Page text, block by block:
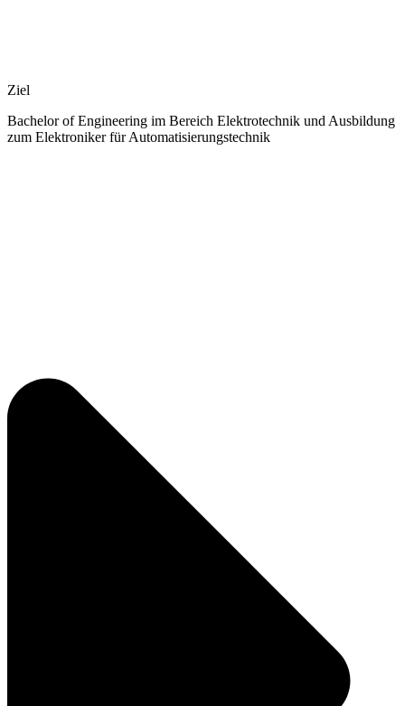
Ziel
Bachelor of Engineering im Bereich Elektrotechnik und Ausbildung
zum Elektroniker für Automatisierungstechnik